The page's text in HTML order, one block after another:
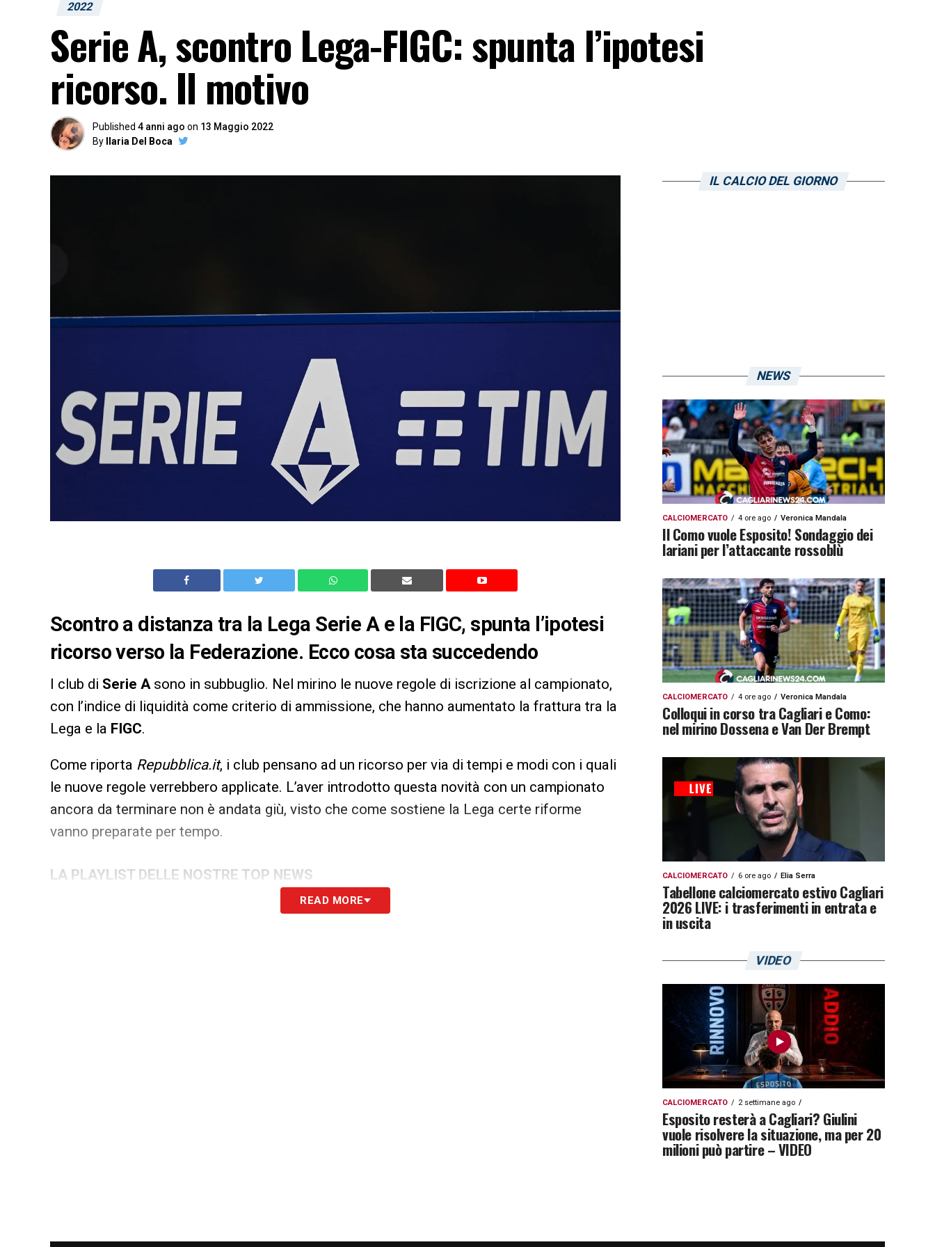
2022
Serie A, scontro Lega-FIGC: spunta l’ipotesi
ricorso. Il motivo
Published 4 anni ago on 13 Maggio 2022
By
Ilaria Del Boca
Scontro a distanza tra la Lega Serie A e la FIGC, spunta l’ipotesi
ricorso verso la Federazione. Ecco cosa sta succedendo
I club di Serie Asono in subbuglio. Nel mirino le nuove regole di iscrizione al campionato,
con l’indice di liquidità come criterio di ammissione, che hanno aumentato la frattura tra la
Lega e la FIGC.
Come riporta Repubblica.it, i club pensano ad un ricorso per via di tempi e modi con i quali
le nuove regole verrebbero applicate. L’aver introdotto questa novità con un campionato
ancora da terminare non è andata giù, visto che come sostiene la Lega certe riforme
vanno preparate per tempo.
LA PLAYLIST DELLE NOSTRE TOP NEWS
READ MORE
IL CALCIO DEL GIORNO
NEWS
CALCIOMERCATO 4 ore ago Veronica Mandala
Il Como vuole Esposito! Sondaggio dei
lariani per l’attaccante rossoblù
CALCIOMERCATO 4 ore ago Veronica Mandala
Colloqui in corso tra Cagliari e Como:
nel mirino Dossena e Van Der Brempt
CALCIOMERCATO 6 ore ago Elia Serra
Tabellone calciomercato estivo Cagliari
2026 LIVE: i trasferimenti in entrata e
in uscita
VIDEO
CALCIOMERCATO 2 settimane ago
Esposito resterà a Cagliari? Giulini
vuole risolvere la situazione, ma per 20
milioni può partire – VIDEO